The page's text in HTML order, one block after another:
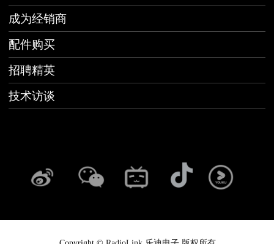
成为经销商
配件购买
招聘精英
技术访谈